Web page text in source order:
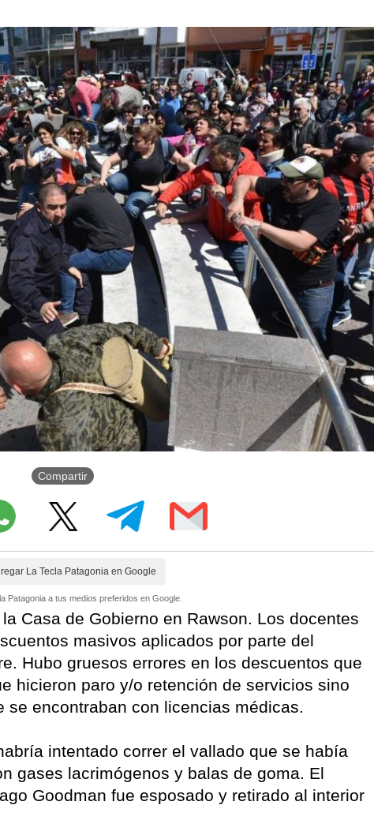
Compartir
La Tecla Patagonia en Google
Patagonia a tus medios preferidos en Google.
Casa de Gobierno en Rawson. Los docentes
masivos aplicados por parte del
Hubo gruesos errores en los descuentos que
hicieron paro y/o retención de servicios sino
encontraban con licencias médicas.
intentado correr el vallado que se había
gases lacrimógenos y balas de goma. El
Goodman fue esposado y retirado al interior